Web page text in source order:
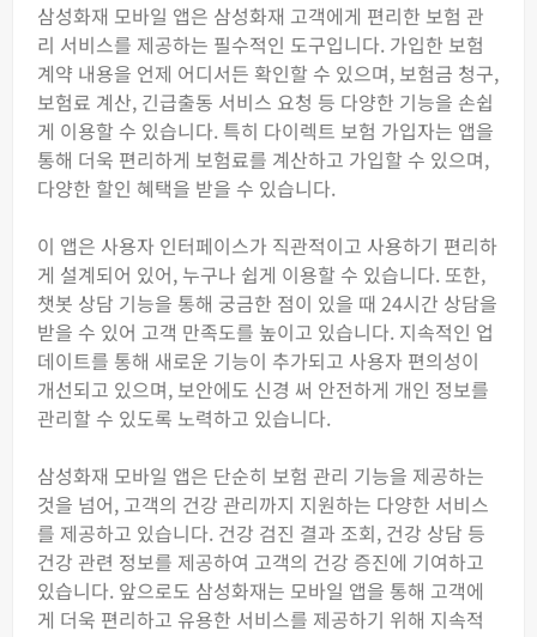
삼성화재 모바일 앱은 삼성화재 고객에게 편리한 보험 관
리 서비스를 제공하는 필수적인 도구입니다. 가입한 보험
계약 내용을 언제 어디서든 확인할 수 있으며, 보험금 청구,
보험료 계산, 긴급출동 서비스 요청 등 다양한 기능을 손쉽
게 이용할 수 있습니다. 특히 다이렉트 보험 가입자는 앱을
통해 더욱 편리하게 보험료를 계산하고 가입할 수 있으며,
다양한 할인 혜택을 받을 수 있습니다.
이 앱은 사용자 인터페이스가 직관적이고 사용하기 편리하
게 설계되어 있어, 누구나 쉽게 이용할 수 있습니다. 또한,
챗봇 상담 기능을 통해 궁금한 점이 있을 때 24시간 상담을
받을 수 있어 고객 만족도를 높이고 있습니다. 지속적인 업
데이트를 통해 새로운 기능이 추가되고 사용자 편의성이
개선되고 있으며, 보안에도 신경 써 안전하게 개인 정보를
관리할 수 있도록 노력하고 있습니다.
삼성화재 모바일 앱은 단순히 보험 관리 기능을 제공하는
것을 넘어, 고객의 건강 관리까지 지원하는 다양한 서비스
를 제공하고 있습니다. 건강 검진 결과 조회, 건강 상담 등
건강 관련 정보를 제공하여 고객의 건강 증진에 기여하고
있습니다. 앞으로도 삼성화재는 모바일 앱을 통해 고객에
게 더욱 편리하고 유용한 서비스를 제공하기 위해 지속적